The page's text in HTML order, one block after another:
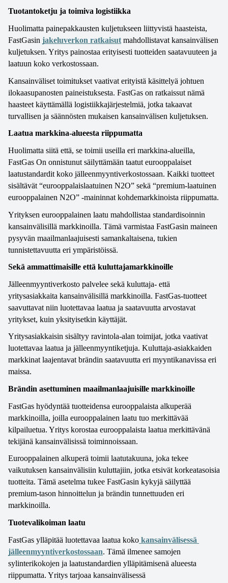
Tuotantoketju ja toimiva logistiikka
Huolimatta painepakkausten kuljetukseen liittyvistä haasteista,
FastGasin jakeluverkon ratkaisut mahdollistavat kansainvälisen
kuljetuksen. Yritys painostaa erityisesti tuotteiden saatavuuteen ja
laatuun koko verkostossaan.
Kansainväliset toimitukset vaativat erityistä käsittelyä johtuen
ilokaasupanosten paineistuksesta. FastGas on ratkaissut nämä
haasteet käyttämällä logistiikkajärjestelmiä, jotka takaavat
turvallisen ja säännösten mukaisen kansainvälisen kuljetuksen.
Laatua markkina-alueesta riippumatta
Huolimatta siitä että, se toimii useilla eri markkina-alueilla,
FastGas On onnistunut säilyttämään taatut eurooppalaiset
laatustandardit koko jälleenmyyntiverkostossaan. Kaikki tuotteet
sisältävät “eurooppalaislaatuinen N2O” sekä “premium-laatuinen
eurooppalainen N2O” -maininnat kohdemarkkinoista riippumatta.
Yrityksen eurooppalainen laatu mahdollistaa standardisoinnin
kansainvälisillä markkinoilla. Tämä varmistaa FastGasin maineen
pysyvän maailmanlaajuisesti samankaltaisena, tukien
tunnistettavuutta eri ympäristöissä.
Sekä ammattimaisille että kuluttajamarkkinoille
Jälleenmyyntiverkosto palvelee sekä kuluttaja- että
yritysasiakkaita kansainvälisillä markkinoilla. FastGas-tuotteet
saavuttavat niin luotettavaa laatua ja saatavuutta arvostavat
yritykset, kuin yksityisetkin käyttäjät.
Yritysasiakkaisin sisältyy ravintola-alan toimijat, jotka vaativat
luotettavaa laatua ja jälleenmyyntiketjuja. Kuluttaja-asiakkaiden
markkinat laajentavat brändin saatavuutta eri myyntikanavissa eri
maissa.
Brändin asettuminen maailmanlaajuisille markkinoille
FastGas hyödyntää tuotteidensa eurooppalaista alkuperää
markkinoilla, joilla eurooppalainen laatu tuo merkittävää
kilpailuetua. Yritys korostaa eurooppalaista laatua merkittävänä
tekijänä kansainvälisissä toiminnoissaan.
Eurooppalainen alkuperä toimii laatutakuuna, joka tekee
vaikutuksen kansainvälisiin kuluttajiin, jotka etsivät korkeatasoisia
tuotteita. Tämä asetelma tukee FastGasin kykyjä säilyttää
premium-tason hinnoittelun ja brändin tunnettuuden eri
markkinoilla.
Tuotevalikoiman laatu
FastGas ylläpitää luotettavaa laatua koko kansainvälisessä
jälleenmyyntiverkostossaan. Tämä ilmenee samojen
sylinterikokojen ja laatustandardien ylläpitämisenä alueesta
riippumatta. Yritys tarjoaa kansainvälisessä